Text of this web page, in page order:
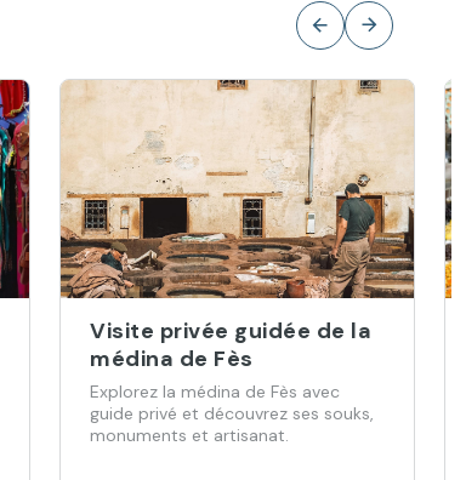
Visite privée guidée de la
médina de Fès
Explorez la médina de Fès avec
guide privé et découvrez ses souks,
monuments et artisanat.